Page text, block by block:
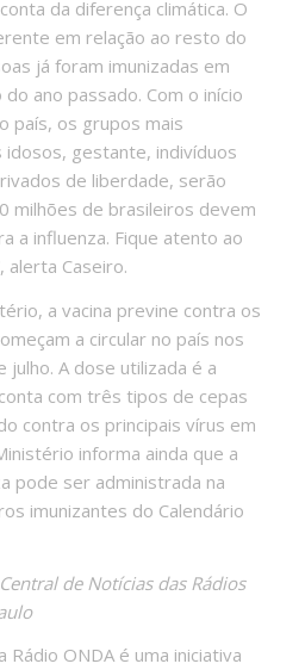
da diferença climática. O
em relação ao resto do
já foram imunizadas em
ano passado. Com o início
país, os grupos mais
gestante, indivíduos
de liberdade, serão
milhões de brasileiros devem
a influenza. Fique atento ao
alerta Caseiro.
a vacina previne contra os
a circular no país nos
julho. A dose utilizada é a
com três tipos de cepas
contra os principais vírus em
informa ainda que a
pode ser administrada na
imunizantes do Calendário
de Notícias das Rádios
Rádio ONDA é uma iniciativa